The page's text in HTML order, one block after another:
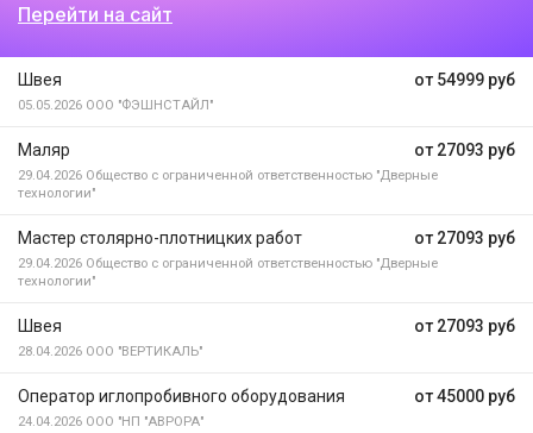
Перейти на сайт
от 54999 руб
Швея
05.05.2026 ООО "ФЭШНСТАЙЛ"
от 27093 руб
Маляр
29.04.2026 Общество с ограниченной ответственностью "Дверные
технологии"
от 27093 руб
Мастер столярно-плотницких работ
29.04.2026 Общество с ограниченной ответственностью "Дверные
технологии"
от 27093 руб
Швея
28.04.2026 ООО "ВЕРТИКАЛЬ"
от 45000 руб
Оператор иглопробивного оборудования
24.04.2026 ООО "НП "АВРОРА"